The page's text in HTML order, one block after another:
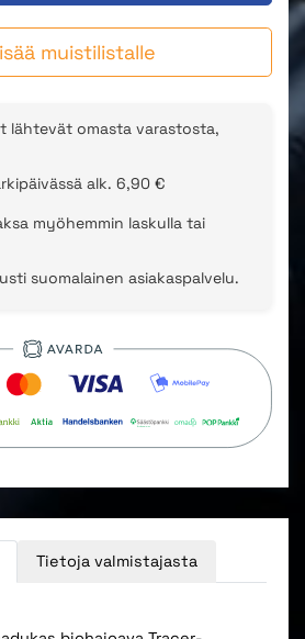
muistilistalle
lähtevät omasta varastosta,
alk. 6,90 €
myöhemmin laskulla tai
suomalainen asiakaspalvelu.
Tietoja valmistajasta